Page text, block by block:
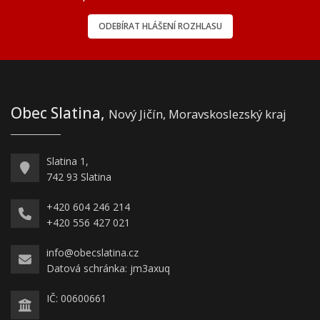
ODEBÍRAT HLÁŠENÍ ROZHLASU
Obec Slatina, Nový Jičín, Moravskoslezský kraj
Slatina 1,
742 93 Slatina
+420 604 246 214
+420 556 427 021
info@obecslatina.cz
Datová schránka: jm3axuq
IČ: 00600661